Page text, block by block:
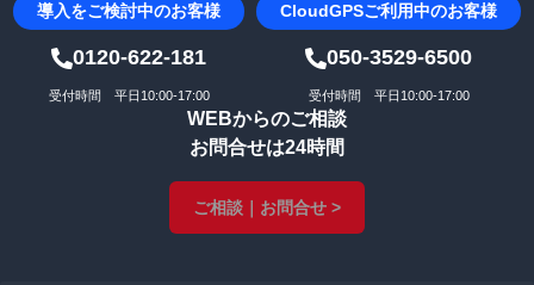
導入をご検討中のお客様 CloudGPSご利用中のお客様
0120-622-181 050-3529-6500
受付時間 平日10:00-17:00 受付時間 平日10:00-17:00
WEBからのご相談
お問合せは24時間
ご相談｜お問合せ >